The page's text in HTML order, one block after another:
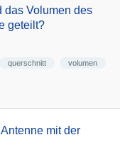
das Volumen des
geteilt?
querschnitt volumen
mit der